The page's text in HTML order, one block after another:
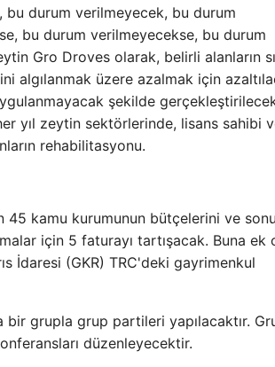
durum verilmeyecek, bu durum
bu durum verilmeyecekse, bu durum
Gro Droves olarak, belirli alanların
algılanmak üzere azalmak için
şekilde
yıl zeytin sektörlerinde, lisans sahibi
rehabilitasyonu.
kamu kurumunun bütçelerini ve
için 5 faturayı tartışacak. Buna ek
İdaresi (GKR) TRC'deki gayrimenkul
grupla grup partileri yapılacaktır.
düzenleyecektir.